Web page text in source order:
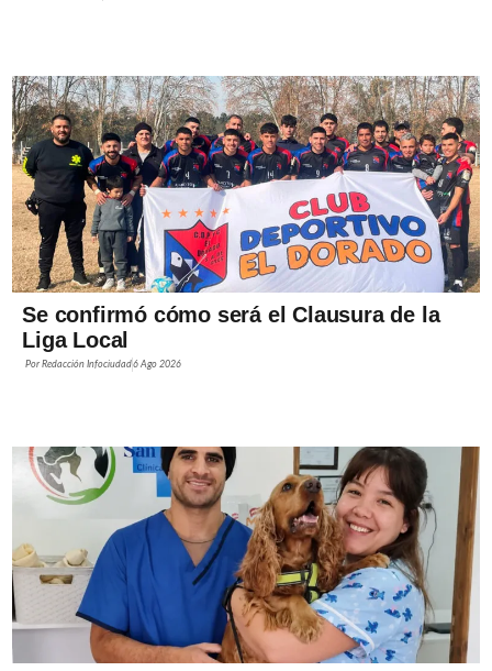
Se confirmó cómo será el Clausura de la
Liga Local
PorRedacción Infociudad6 Ago 2026